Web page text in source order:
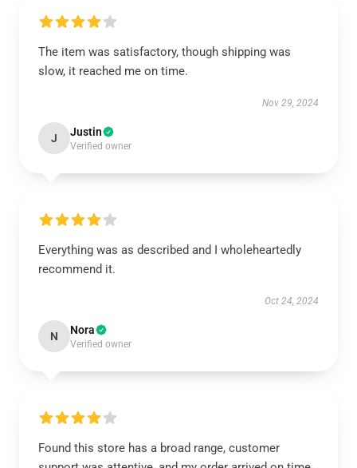
The item was satisfactory, though shipping was
slow, it reached me on time.
Nov 29, 2024
J Justin
Verified owner
Everything was as described and I wholeheartedly
recommend it.
Oct 24, 2024
N Nora
Verified owner
Found this store has a broad range, customer